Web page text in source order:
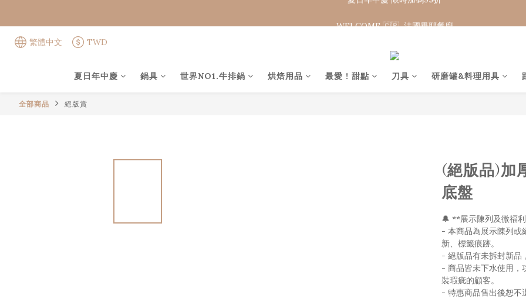
繁體中文 TWD
夏日年中慶 鍋具 世界NO1.牛排鍋 烘焙用品 最愛 ! 甜點 刀具 研磨罐&料理用具
全部商品 絕版賞
(絕版品)加
底盤
🔔 **展示陳列及微福
- 本商品為展示陳列或
新、標籤痕跡。
- 絕版品有未拆封新品
- 商品皆未下水使用，
裝瑕疵的顧客。
- 特惠商品售出後恕不